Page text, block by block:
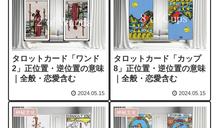
タロットカード「ワンド
2」正位置・逆位置の意味
｜全般・恋愛含む
2024.05.15
タロットカード「カップ
8」正位置・逆位置の意味
｜全般・恋愛含む
2024.05.15
神秘文化 神秘文化